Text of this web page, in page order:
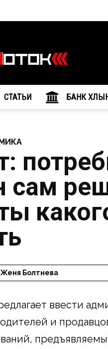
"МедиаПоток"
CТАТЬИ БАНК
сам
Женя Болтнева
ввести
и